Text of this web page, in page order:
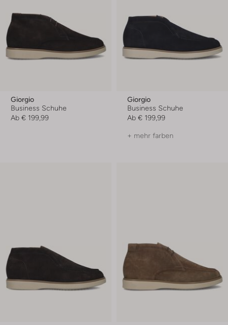
Giorgio
Business Schuhe
Ab € 199,99
Giorgio
Business Schuhe
Ab € 199,99
+ mehr farben